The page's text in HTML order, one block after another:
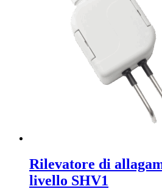
Rilevatore di
livello SHV1